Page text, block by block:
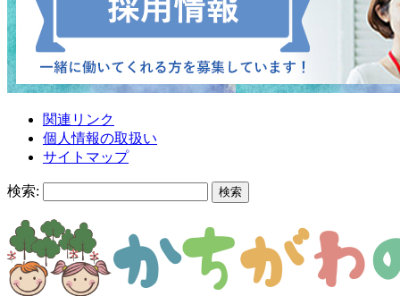
関連リンク
個人情報の取扱い
サイトマップ
検索: